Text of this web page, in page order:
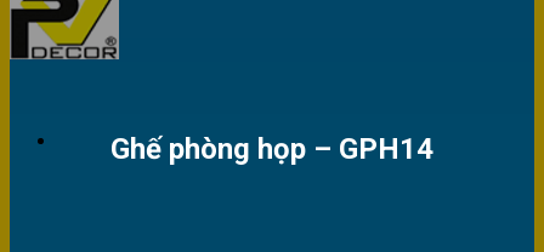
Ghế phòng họp – GPH14